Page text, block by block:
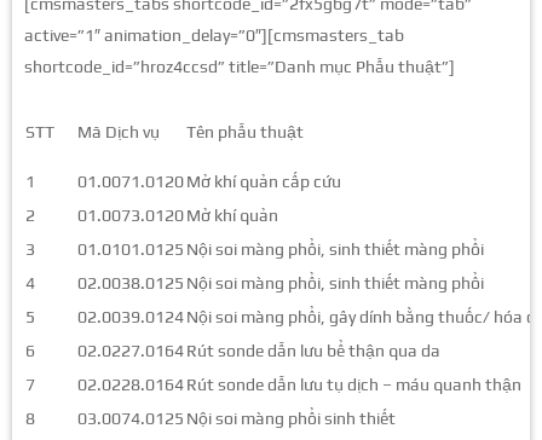
active=”1″ animation_delay=”0″][cmsmasters_tab
shortcode_id=”hroz4ccsd” title=”Danh mục Phẫu thuật”]
STT Mã Dịch vụ Tên phẫu thuật
1 01.0071.0120Mở khí quản cấp cứu
2
01.0073.0120Mở khí quản
3
01.0101.0125 Nội soi màng phổi, sinh thiết màng phổi
4
02.0038.0125 Nội soi màng phổi, sinh thiết màng phổi
5
02.0039.0124Nội soi màng phổi, gây dính bằng thuốc/ hóa
6
02.0227.0164Rút sonde dẫn lưu bể thận qua da
7
02.0228.0164Rút sonde dẫn lưu tụ dịch – máu quanh thận
8
03.0074.0125 Nội soi màng phổi sinh thiết